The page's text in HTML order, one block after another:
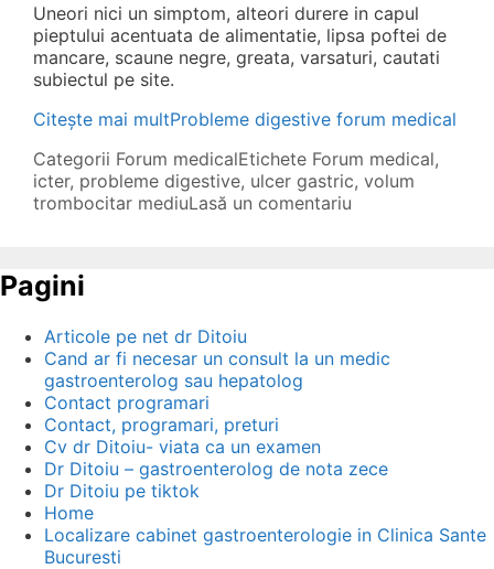
Uneori nici un simptom, alteori durere in capul
pieptului acentuata de alimentatie, lipsa poftei de
mancare, scaune negre, greata, varsaturi, cautati
subiectul pe site.
Citește mai multProbleme digestive forum medical
Categorii Forum medicalEtichete Forum medical,
icter, probleme digestive, ulcer gastric, volum
trombocitar mediuLasă un comentariu
Pagini
Articole pe net dr Ditoiu
Cand ar fi necesar un consult la un medic
gastroenterolog sau hepatolog
Contact programari
Contact, programari, preturi
Cv dr Ditoiu- viata ca un examen
Dr Ditoiu – gastroenterolog de nota zece
Dr Ditoiu pe tiktok
Home
Localizare cabinet gastroenterologie in Clinica Sante
Bucuresti